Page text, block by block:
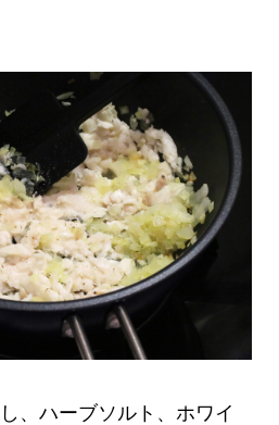
、ハーブソルト、ホワイ